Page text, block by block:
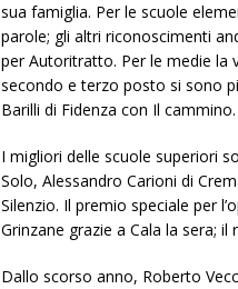
sua famiglia. Per le scuole
parole; gli altri riconoscimenti
perAutoritratto. Per le medie la
secondo e terzo posto si sono
Barilli di Fidenza con Il cammino.
I migliori delle scuole superiori
Solo, Alessandro Carioni di
Silenzio. Il premio speciale per
Grinzane grazie a Cala la sera; il
Dallo scorso anno, Roberto